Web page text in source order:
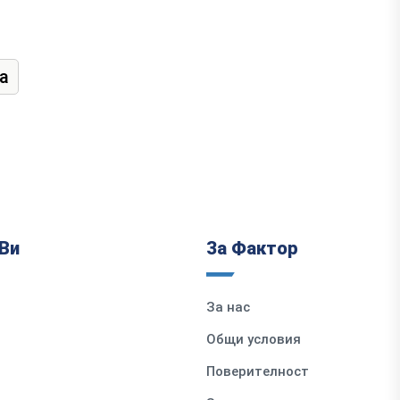
За Фактор
За нас
Общи условия
Поверителност